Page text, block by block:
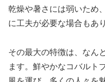
乾燥や暑さには弱いため
に工夫が必要な場合もあ
その最大の特徴は、なん
ます。鮮やかなコバルト